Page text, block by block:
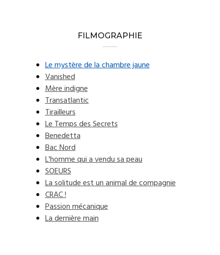
FILMOGRAPHIE
Le mystère de la chambre jaune
Vanished
Mère indigne
Transatlantic
Tirailleurs
Le Temps des Secrets
Benedetta
Bac Nord
L'homme qui a vendu sa peau
SOEURS
La solitude est un animal de compagnie
CRAC !
Passion mécanique
La dernière main